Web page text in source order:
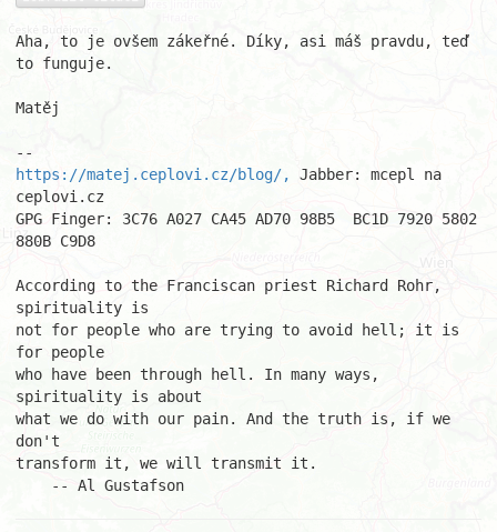
Aha, to je ovšem zákeřné. Díky, asi máš pravdu, teď
to funguje.
Matěj
https://matej.ceplovi.cz/blog/,
Jabber: mcepl na
ceplovi.cz
GPG Finger: 3C76 A027 CA45 AD70 98B5  BC1D 7920 5802
880B C9D8
According to the Franciscan priest Richard Rohr,
spirituality is
not for people who are trying to avoid hell; it is
for people
who have been through hell. In many ways,
spirituality is about
what we do with our pain. And the truth is, if we
don't
transform it, we will transmit it.
    -- Al Gustafson